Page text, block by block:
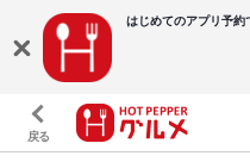
はじめてのアプリ予約
戻る